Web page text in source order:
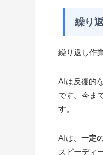
繰り
繰り返し作
AIは反復的
です。今ま
す。
AIは、 一定
スピーディ